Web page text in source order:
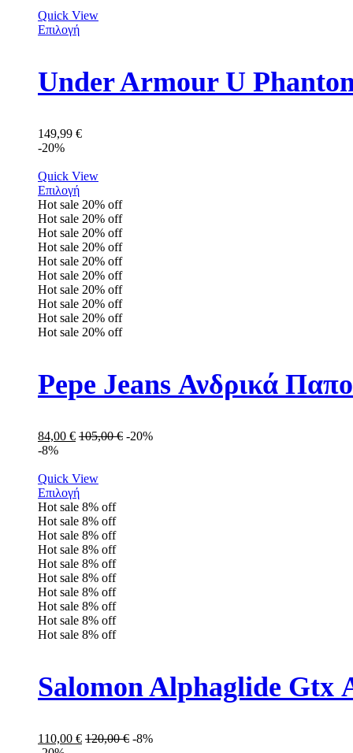
Quick View
Επιλογή
149,99 €
-20%
Quick View
Επιλογή
Hot sale 20% off
Hot sale 20% off
Hot sale 20% off
Hot sale 20% off
Hot sale 20% off
Hot sale 20% off
Hot sale 20% off
Hot sale 20% off
Hot sale 20% off
Hot sale 20% off
Pepe Jeans Ανδρικά
84,00 € 105,00€ -20%
-8%
Quick View
Επιλογή
Hot sale 8% off
Hot sale 8% off
Hot sale 8% off
Hot sale 8% off
Hot sale 8% off
Hot sale 8% off
Hot sale 8% off
Hot sale 8% off
Hot sale 8% off
Hot sale 8% off
Salomon Alphaglide Gtx
110,00 € 120,00€ -8%